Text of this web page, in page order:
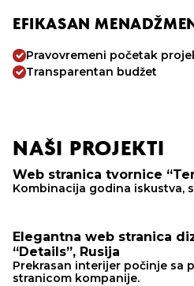
EFIKASAN
Pravovremeni početak
Transparentan budžet
NAŠI PROJEKTI
Web stranica tvornice
Kombinacija godina iskustva,
Elegantna web stranica
“Details”, Rusija
Prekrasan interijer počinje sa
stranicom kompanije.